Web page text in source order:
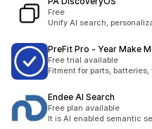
Free
Unify AI search,
PreFit Pro ‑ Year Make
Free trial available
Fitment for parts,
Endee AI Search
Free plan available
It is AI enabled semantic